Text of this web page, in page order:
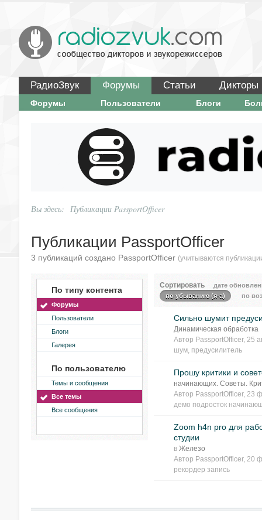
РадиоЗвук Форумы Статьи Дикторы
Форумы Пользователи Блоги
Вы здесь: Публикации PassportOfficer
Публикации PassportOfficer
3 публикаций создано PassportOfficer (учитываются
По типу контента
Форумы
Пользователи
Блоги
Галерея
По пользователю
Темы и сообщения
Все темы
Все сообщения
Сортировать
дате
по убыванию (я-а)
по
Сильно шумит
Динамическая обработка
Автор PassportOfficer, 25
шум, предусилитель
Прошу критики и
начинающих. Советы.
Автор PassportOfficer, 23
демо подросток
Zoom h4n pro для
студии
в Железо
Автор PassportOfficer, 20
рекордер запись